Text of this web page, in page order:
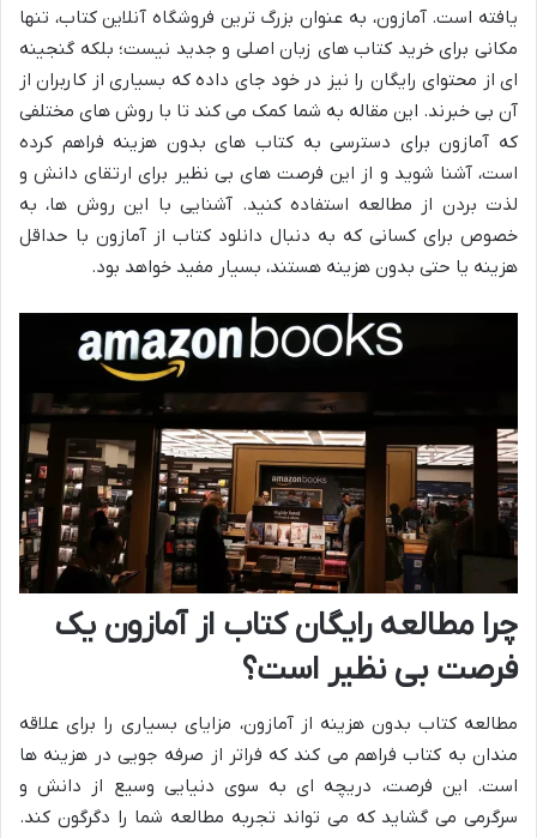
یافته است. آمازون، به عنوان بزرگ ترین فروشگاه آنلاین کتاب، تنها
مکانی برای خرید کتاب های زبان اصلی و جدید نیست؛ بلکه گنجینه
ای از محتوای رایگان را نیز در خود جای داده که بسیاری از کاربران از
آن بی خبرند. این مقاله به شما کمک می کند تا با روش های مختلفی
که آمازون برای دسترسی به کتاب های بدون هزینه فراهم کرده
است، آشنا شوید و از این فرصت های بی نظیر برای ارتقای دانش و
لذت بردن از مطالعه استفاده کنید. آشنایی با این روش ها، به
خصوص برای کسانی که به دنبال دانلود کتاب از آمازون با حداقل
هزینه یا حتی بدون هزینه هستند، بسیار مفید خواهد بود.
چرا مطالعه رایگان کتاب از آمازون یک
فرصت بی نظیر است؟
مطالعه کتاب بدون هزینه از آمازون، مزایای بسیاری را برای علاقه
مندان به کتاب فراهم می کند که فراتر از صرفه جویی در هزینه ها
است. این فرصت، دریچه ای به سوی دنیایی وسیع از دانش و
سرگرمی می گشاید که می تواند تجربه مطالعه شما را دگرگون کند.